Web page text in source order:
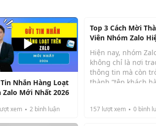
Nhắn Hàng Loạt
Zalo Mới Nhất 2026
xem 2 bình luận
Top 3 Cách Mời
Viên Nhóm Zalo
Quả
Hiện nay, nhóm
không chỉ là nơi
thông tin mà còn
thành “tệp khách
cá nhân kinh doanh
157lượt xem 0bình